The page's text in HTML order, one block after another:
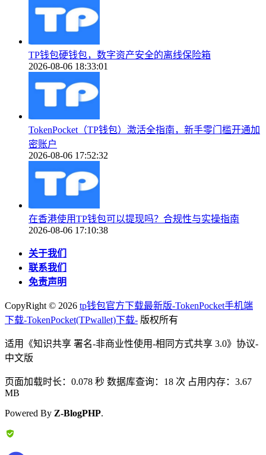
TP钱包硬钱包，数字资产安全的离线保险箱
2026-08-06 18:33:01
TokenPocket（TP钱包）激活全指南，新手零门槛开通加
密账户
2026-08-06 17:52:32
在香港使用TP钱包可以提现吗？合规性与实操指南
2026-08-06 17:10:38
关于我们
联系我们
免责声明
CopyRight © 2026 tp钱包官方下载最新版-TokenPocket手机端
下载-TokenPocket(TPwallet)下载- 版权所有
适用《知识共享 署名-非商业性使用-相同方式共享 3.0》协议-
中文版
页面加载时长：0.078 秒 数据库查询：18 次 占用内存：3.67
MB
Powered By Z-BlogPHP.